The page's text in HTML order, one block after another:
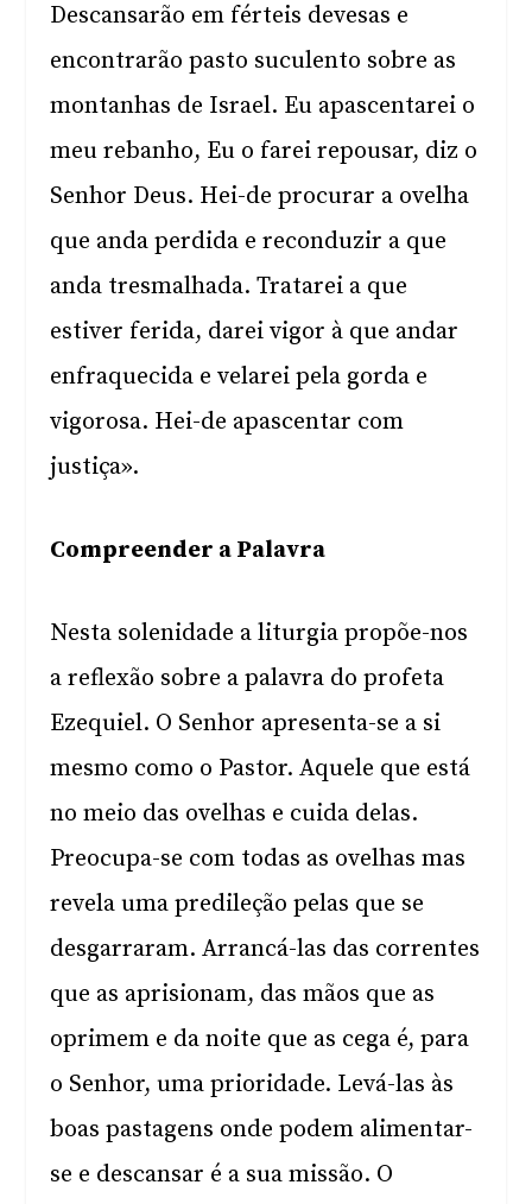
Descansarão em férteis devesas e
encontrarão pasto suculento sobre as
montanhas de Israel. Eu apascentarei o
meu rebanho, Eu o farei repousar, diz o
Senhor Deus. Hei-de procurar a ovelha
que anda perdida e reconduzir a que
anda tresmalhada. Tratarei a que
estiver ferida, darei vigor à que andar
enfraquecida e velarei pela gorda e
vigorosa. Hei-de apascentar com
justiça».
Compreender a Palavra
Nesta solenidade a liturgia propõe-nos
a reflexão sobre a palavra do profeta
Ezequiel. O Senhor apresenta-se a si
mesmo como o Pastor. Aquele que está
no meio das ovelhas e cuida delas.
Preocupa-se com todas as ovelhas mas
revela uma predileção pelas que se
desgarraram. Arrancá-las das correntes
que as aprisionam, das mãos que as
oprimem e da noite que as cega é, para
o Senhor, uma prioridade. Levá-las às
boas pastagens onde podem alimentar-
se e descansar é a sua missão. O